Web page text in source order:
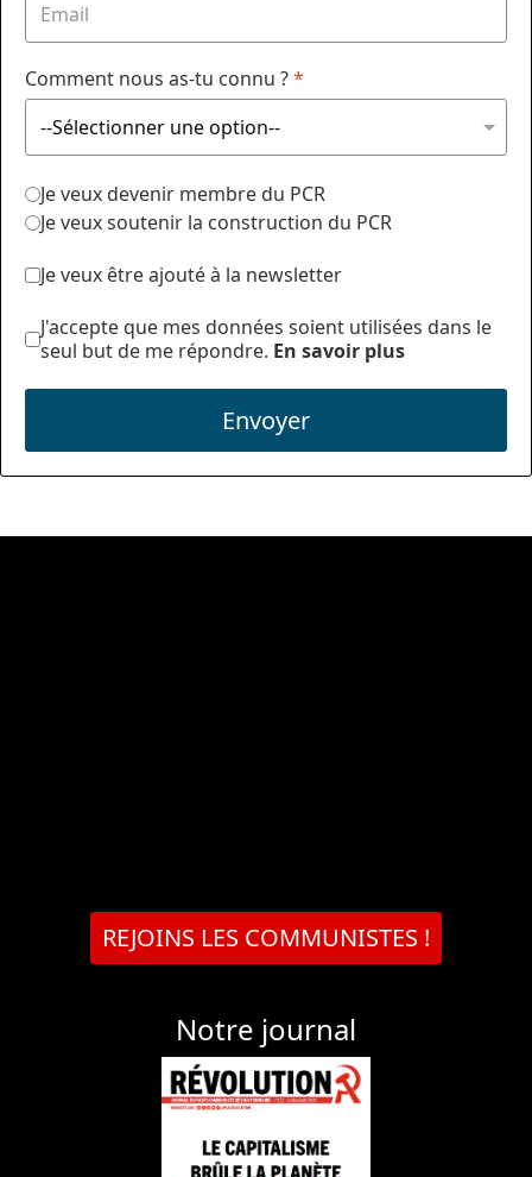
Comment nous as-tu connu ?*
Je veux devenir membre du PCR
Je veux soutenir la construction du PCR
Je veux être ajouté à la newsletter
J'accepte que mes données soient utilisées dans le
seul but de me répondre. En savoir plus
Envoyer
REJOINS LES COMMUNISTES !
Notre journal